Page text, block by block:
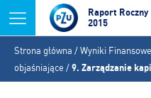
Jump
Raport Roczny
2015
Jesteś
tutaj
Strona główna /Wyniki Finansowe
objaśniające /9. Zarządzanie